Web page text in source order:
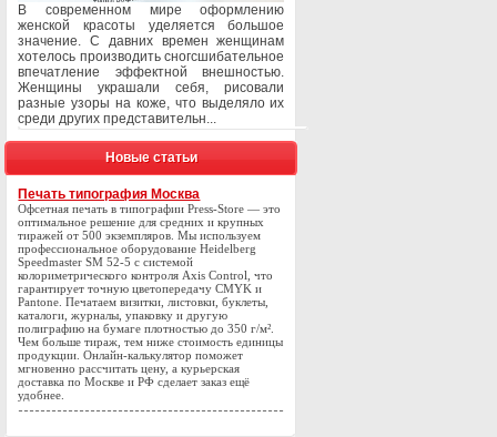
В современном мире оформлению
женской красоты уделяется большое
значение. С давних времен женщинам
хотелось производить сногсшибательное
впечатление эффектной внешностью.
Женщины украшали себя, рисовали
разные узоры на коже, что выделяло их
среди других представительн...
Новые статьи
Печать типография Москва
Офсетная печать в типографии Press-Store — это
оптимальное решение для средних и крупных
тиражей от 500 экземпляров. Мы используем
профессиональное оборудование Heidelberg
Speedmaster SM 52-5 с системой
колориметрического контроля Axis Control, что
гарантирует точную цветопередачу CMYK и
Pantone. Печатаем визитки, листовки, буклеты,
каталоги, журналы, упаковку и другую
полиграфию на бумаге плотностью до 350 г/м².
Чем больше тираж, тем ниже стоимость единицы
продукции. Онлайн-калькулятор поможет
мгновенно рассчитать цену, а курьерская
доставка по Москве и РФ сделает заказ ещё
удобнее.